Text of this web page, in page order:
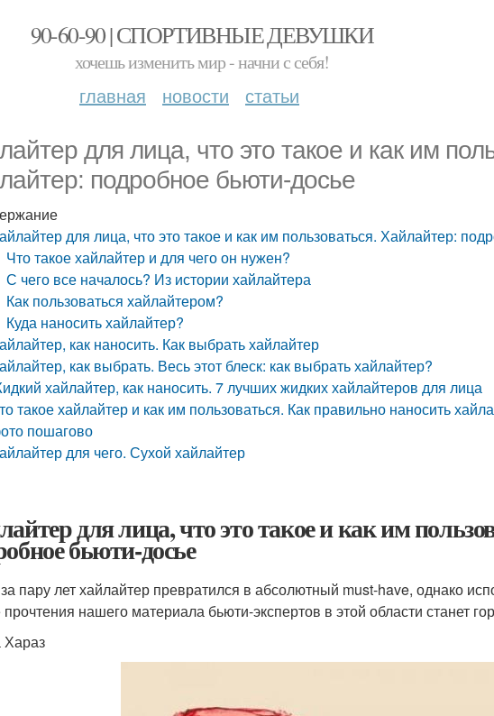
90-60-90 | СПОРТИВНЫЕ ДЕВУШКИ
хочешь изменить мир - начни с себя!
главная новости статьи
для лица, что это такое и как им
подробное бьюти-досье
для лица, что это такое и как им пользоваться. Хайлайтер:
Что такое хайлайтер и для чего он нужен?
С чего все началось? Из истории хайлайтера
Как пользоваться хайлайтером?
Куда наносить хайлайтер?
как наносить. Как выбрать хайлайтер
как выбрать. Весь этот блеск: как выбрать хайлайтер?
хайлайтер, как наносить. 7 лучших жидких хайлайтеров для лица
такое хайлайтер и как им пользоваться. Как правильно наносить
пошагово
для чего. Сухой хайлайтер
для лица, что это такое и как им
бьюти-досье
пару лет хайлайтер превратился в абсолютный must-have, однако
нашего материала бьюти-экспертов в этой области станет